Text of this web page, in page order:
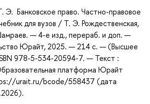
Э. Банковское право. Частно-правовое
для вузов / Т. Э. Рождественская,
— 4-е изд., перераб. и доп. —
Юрайт, 2025. — 214 с. — (Высшее
978-5-534-20594-7. — Текст :
платформа Юрайт
urait.ru/bcode/558437 (дата